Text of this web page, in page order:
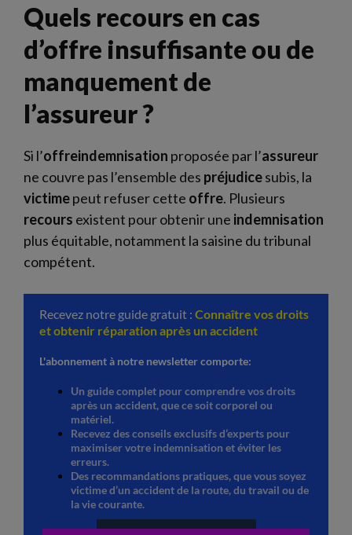
Quels recours en cas
d’offre insuffisante ou de
manquement de
l’assureur ?
Si l’offreindemnisation proposée par l’assureur
ne couvre pas l’ensemble des préjudicesubis, la
victimepeut refuser cette offre. Plusieurs
recours existent pour obtenir une indemnisation
plus équitable, notamment la saisine du tribunal
compétent.